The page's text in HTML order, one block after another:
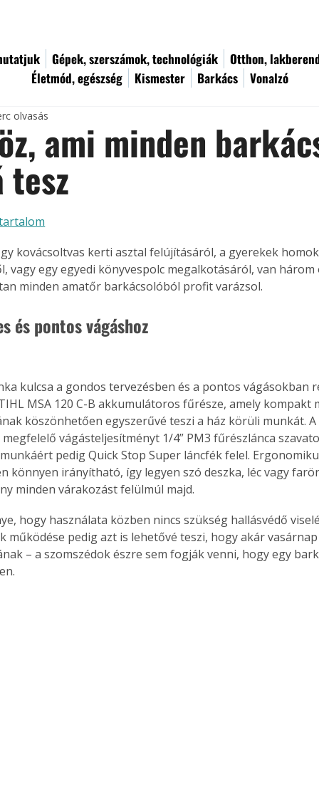
Gépek, szerszámok, technológiák
Otthon,
Életmód, egészség
Kismester Barkács Vonalzó
ami minden
tesz
olvasás
kovácsoltvas kerti asztal felújításáról, a gyerekek
vagy egy egyedi könyvespolc megalkotásáról, van
minden amatőr barkácsolóból profit varázsol.
és pontos vágáshoz
kulcsa a gondos tervezésben és a pontos vágásokban
MSA 120 C-B akkumulátoros fűrésze, amely
köszönhetően egyszerűvé teszi a ház körüli munkát.
vágásteljesítményt 1/4” PM3 fűrészlánca
pedig Quick Stop Super láncfék felel.
könnyen irányítható, így legyen szó deszka, léc vagy
minden várakozást felülmúl majd.
hogy használata közben nincs szükség hallásvédő
működése pedig azt is lehetővé teszi, hogy akár
– a szomszédok észre sem fogják venni, hogy egy